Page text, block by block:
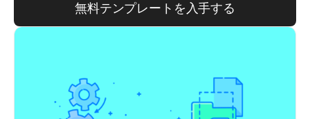
無料テンプレートを入手する